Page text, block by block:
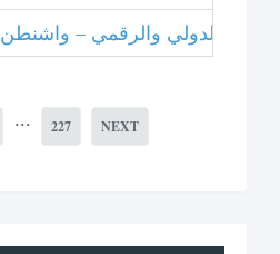
الدولي والرقمي – واشنطن
... 227 NEXT